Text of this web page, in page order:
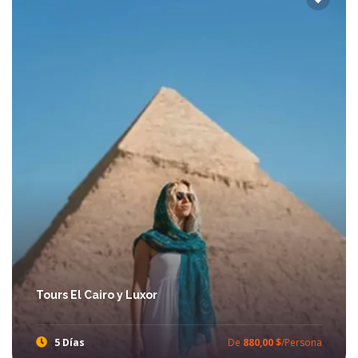
Tours El Cairo y Luxor
5 Días De 880,00 $/Persona